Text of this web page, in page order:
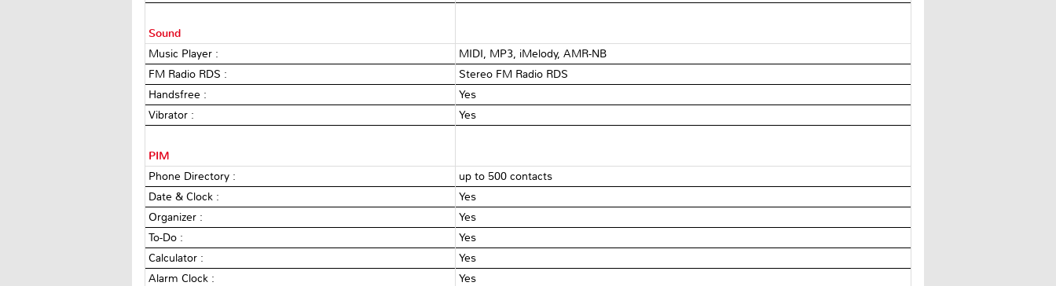
Sound
Music Player :
MIDI, MP3, iMelody, AMR-NB
FM Radio RDS :
Stereo FM Radio RDS
Handsfree :
Yes
Vibrator :
Yes
PIM
Phone Directory :
up to 500 contacts
Date & Clock :
Yes
Organizer :
Yes
To-Do :
Yes
Calculator :
Yes
Alarm Clock :
Yes